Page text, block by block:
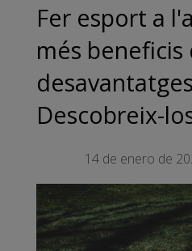
Fer esport a
més beneficis
Descobreix-
14 de enero de